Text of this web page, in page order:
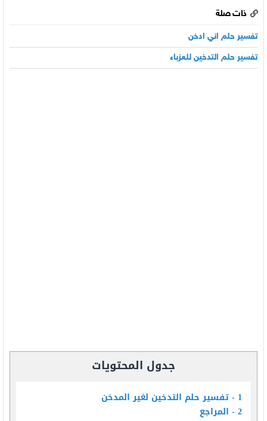
ذات صلة
تفسير حلم اني ادخن
تفسير حلم التدخين للعزباء
جدول المحتويات
1 تفسير حلم التدخين لغير المدخن
2 المراجع